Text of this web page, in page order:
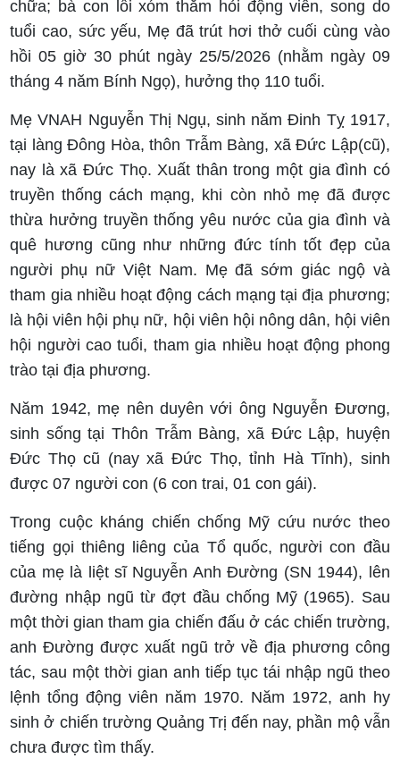
chữa; bà con lối xóm thăm hỏi động viên, song do
tuổi cao, sức yếu, Mẹ đã trút hơi thở cuối cùng vào
hồi 05 giờ 30 phút ngày 25/5/2026 (nhằm ngày 09
tháng 4 năm Bính Ngọ), hưởng thọ 110 tuổi.
Mẹ VNAH Nguyễn Thị Ngụ, sinh năm Đinh Tỵ 1917,
tại làng Đông Hòa, thôn Trẫm Bàng, xã Đức Lập(cũ),
nay là xã Đức Thọ. Xuất thân trong một gia đình có
truyền thống cách mạng, khi còn nhỏ mẹ đã được
thừa hưởng truyền thống yêu nước của gia đình và
quê hương cũng như những đức tính tốt đẹp của
người phụ nữ Việt Nam. Mẹ đã sớm giác ngộ và
tham gia nhiều hoạt động cách mạng tại địa phương;
là hội viên hội phụ nữ, hội viên hội nông dân, hội viên
hội người cao tuổi, tham gia nhiều hoạt động phong
trào tại địa phương.
Năm 1942, mẹ nên duyên với ông Nguyễn Đương,
sinh sống tại Thôn Trẫm Bàng, xã Đức Lập, huyện
Đức Thọ cũ (nay xã Đức Thọ, tỉnh Hà Tĩnh), sinh
được 07 người con (6 con trai, 01 con gái).
Trong cuộc kháng chiến chống Mỹ cứu nước theo
tiếng gọi thiêng liêng của Tổ quốc, người con đầu
của mẹ là liệt sĩ Nguyễn Anh Đường (SN 1944), lên
đường nhập ngũ từ đợt đầu chống Mỹ (1965). Sau
một thời gian tham gia chiến đấu ở các chiến trường,
anh Đường được xuất ngũ trở về địa phương công
tác, sau một thời gian anh tiếp tục tái nhập ngũ theo
lệnh tổng động viên năm 1970. Năm 1972, anh hy
sinh ở chiến trường Quảng Trị đến nay, phần mộ vẫn
chưa được tìm thấy.